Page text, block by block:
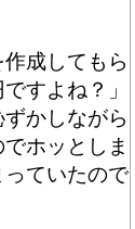
成してもら
すよね？」
かしながら
ホッとしま
っていたので